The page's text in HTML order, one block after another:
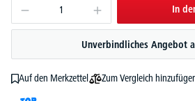
In
Unverbindliches Angebot
Auf den Merkzettel Zum Vergleich